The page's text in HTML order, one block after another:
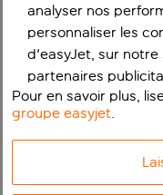
analyser nos
personnaliser les
d'easyJet, sur notre
partenaires
Pour en savoir plus,
groupe easyjet.